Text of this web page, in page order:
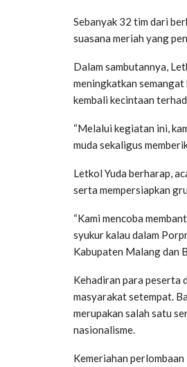
Sebanyak 32 tim dari
suasana meriah yang
Dalam sambutannya,
meningkatkan
kembali kecintaan
“Melalui kegiatan ini,
muda sekaligus
Letkol Yuda berharap,
serta mempersiapkan
“Kami mencoba
syukur kalau dalam
Kabupaten Malang dan
Kehadiran para peserta
masyarakat setempat.
merupakan salah satu
nasionalisme.
Kemeriahan